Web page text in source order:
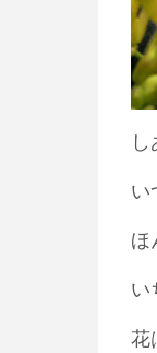
い
ほ
い
花